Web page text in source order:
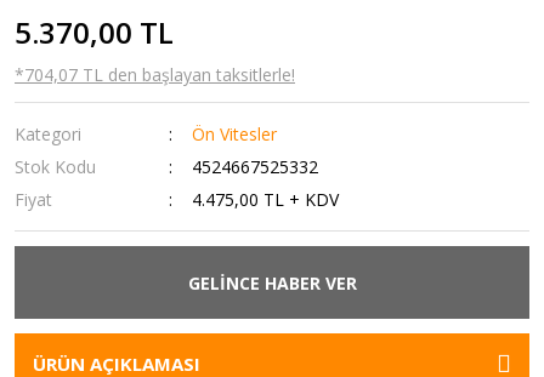
5.370,00 TL
*704,07 TL den başlayan taksitlerle!
Kategori
Ön Vitesler
Stok Kodu
4524667525332
Fiyat
4.475,00 TL + KDV
GELİNCE HABER VER
ÜRÜN AÇIKLAMASI